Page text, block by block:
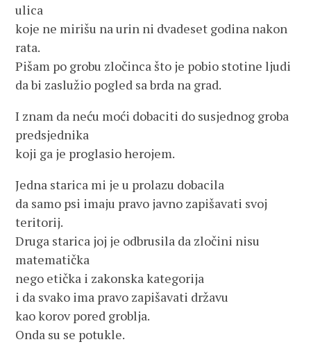
ulica
koje ne mirišu na urin ni dvadeset godina nakon
rata.
Pišam po grobu zločinca što je pobio stotine ljudi
da bi zaslužio pogled sa brda na grad.
I znam da neću moći dobaciti do susjednog groba
predsjednika
koji ga je proglasio herojem.
Jedna starica mi je u prolazu dobacila
da samo psi imaju pravo javno zapišavati svoj
teritorij.
Druga starica joj je odbrusila da zločini nisu
matematička
nego etička i zakonska kategorija
i da svako ima pravo zapišavati državu
kao korov pored groblja.
Onda su se potukle.